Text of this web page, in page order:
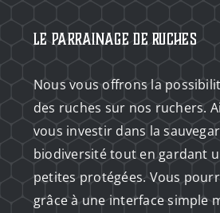
Le Parrainage de Ruches
Nous vous offrons la
des ruches sur nos ruchers.
vous investir dans la
biodiversité tout en gardant
petites protégées. Vous
grâce à une interface simple